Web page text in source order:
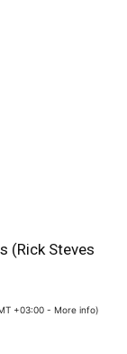
(Rick Steves
+03:00 - More info)